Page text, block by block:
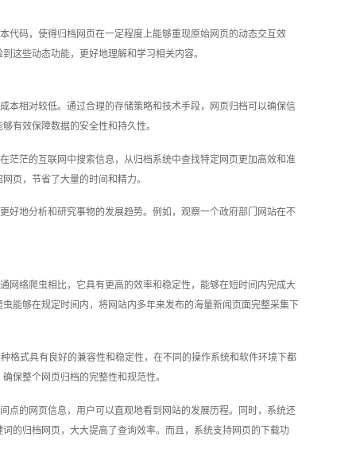
代码，使得归档网页在一定程度上能够重现原始网页的动态交互效
这些动态功能，更好地理解和学习相关内容。
本相对较低。通过合理的存储策略和技术手段，网页归档可以确保信
有效保障数据的安全性和持久性。
茫茫的互联网中搜索信息，从归档系统中查找特定网页更加高效和准
页，节省了大量的时间和精力。
好地分析和研究事物的发展趋势。例如，观察一个政府部门网站在不
网络爬虫相比，它具有更高的效率和稳定性，能够在短时间内完成大
能够在规定时间内，将网站内多年来发布的海量新闻页面完整采集下
格式具有良好的兼容性和稳定性，在不同的操作系统和软件环境下都
保整个网页归档的完整性和规范性。
点的网页信息，用户可以直观地看到网站的发展历程。同时，系统还
的归档网页，大大提高了查询效率。而且，系统支持网页的下载功